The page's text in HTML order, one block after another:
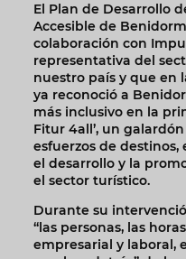
El Plan de Desarrollo
Accesible de
colaboración con
representativa del
nuestro país y que en
ya reconoció a
más inclusivo en la
Fitur 4all’, un
esfuerzos de
el desarrollo y la
el sector turístico.
Durante su
“las personas, las
empresarial y laboral,